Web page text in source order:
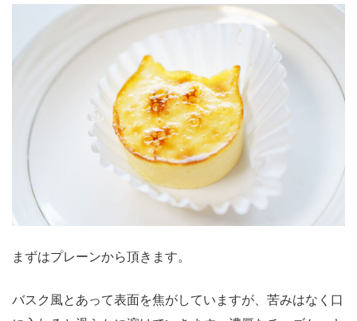
まずはプレーンから頂きます。
バスク風とあって表面を焦がしていますが、苦みはなく口